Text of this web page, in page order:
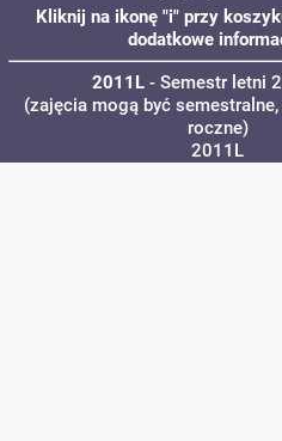
Kliknij na ikonę "i" przy
dodatkowe
2011L - Semestr letni
(zajęcia mogą być
roczne)
2011L